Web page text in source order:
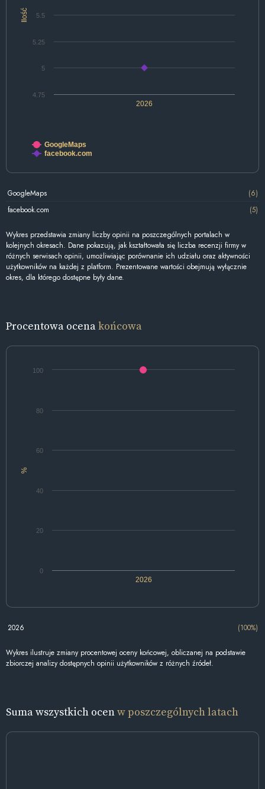
Ilość
2026
4.75
5
5.25
5.5
GoogleMaps
facebook.com
GoogleMaps
(6)
facebook.com
(5)
Wykres przedstawia zmiany liczby opinii na poszczególnych portalach w
kolejnych okresach. Dane pokazują, jak kształtowała się liczba recenzji firmy w
różnych serwisach opinii, umożliwiając porównanie ich udziału oraz aktywności
użytkowników na każdej z platform. Prezentowane wartości obejmują wyłącznie
okres, dla którego dostępne były dane.
Procentowa ocenakońcowa
%
2026
0
20
40
60
80
100
2026 (100%)
Wykres ilustruje zmiany procentowej oceny końcowej, obliczanej na podstawie
zbiorczej analizy dostępnych opinii użytkowników z różnych źródeł.
Suma wszystkich ocenw poszczególnych latach